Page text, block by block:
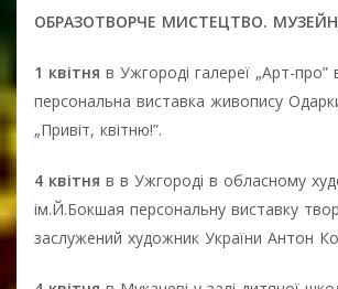
ОБРАЗОТВОРЧЕ МИСТЕЦТВО.
1 квітня в Ужгороді галереї „Арт-про”
персональна виставка живопису
„Привіт, квітню!”.
4 квітня в в Ужгороді в обласному
ім.Й.Бокшая персональну виставку
заслужений художник України Антон